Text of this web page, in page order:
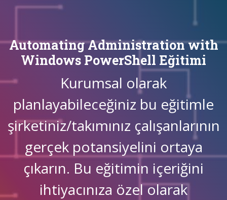
Automating Administration with
Windows PowerShell Eğitimi
Kurumsal olarak
planlayabileceğiniz bu eğitimle
şirketiniz/takımınız çalışanlarının
gerçek potansiyelini ortaya
çıkarın. Bu eğitimin içeriğini
ihtiyacınıza özel olarak